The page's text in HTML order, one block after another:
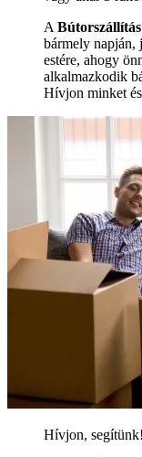
A
bármely napján,
estére, ahogy
alkalmazkodik
Hívjon minket
Hívjon, segítünk!